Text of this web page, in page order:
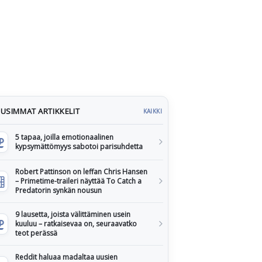
ARTIKKELIT KAIKKI
5 tapaa, joilla emotionaalinen
kypsymättömyys sabotoi parisuhdetta
Robert Pattinson on leffan Chris Hansen
– Primetime-traileri näyttää To Catch a
Predatorin synkän nousun
9 lausetta, joista välittäminen usein
kuuluu – ratkaisevaa on, seuraavatko
teot perässä
Reddit haluaa madaltaa uusien